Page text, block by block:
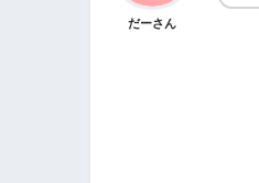
だーさん